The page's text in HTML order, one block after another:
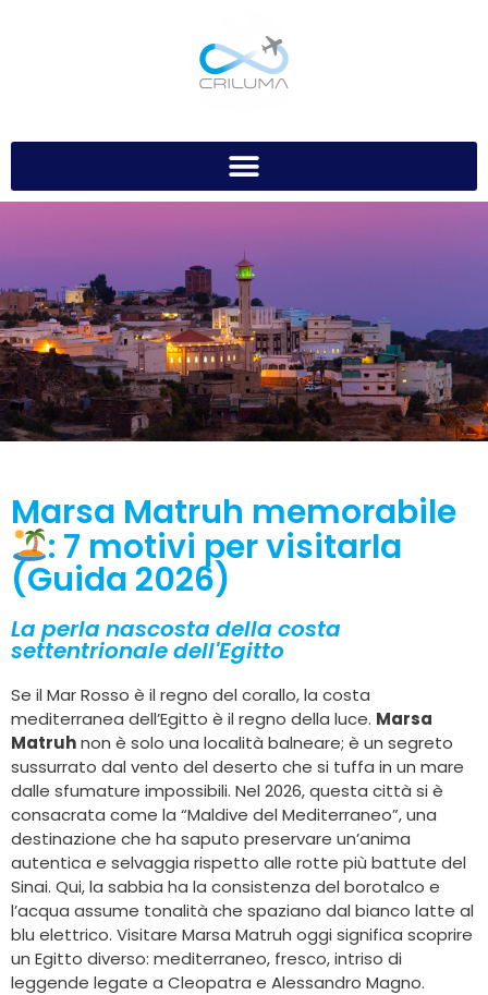
Marsa Matruh memorabile
: 7 motivi per visitarla
(Guida 2026)
La perla nascosta della costa
settentrionale dell'Egitto
Se il Mar Rosso è il regno del corallo, la costa
mediterranea dell’Egitto è il regno della luce. Marsa
Matruhnon è solo una località balneare; è un segreto
sussurrato dal vento del deserto che si tuffa in un mare
dalle sfumature impossibili. Nel 2026, questa città si è
consacrata come la “Maldive del Mediterraneo”, una
destinazione che ha saputo preservare un’anima
autentica e selvaggia rispetto alle rotte più battute del
Sinai. Qui, la sabbia ha la consistenza del borotalco e
l’acqua assume tonalità che spaziano dal bianco latte al
blu elettrico. Visitare Marsa Matruh oggi significa scoprire
un Egitto diverso: mediterraneo, fresco, intriso di
leggende legate a Cleopatra e Alessandro Magno.